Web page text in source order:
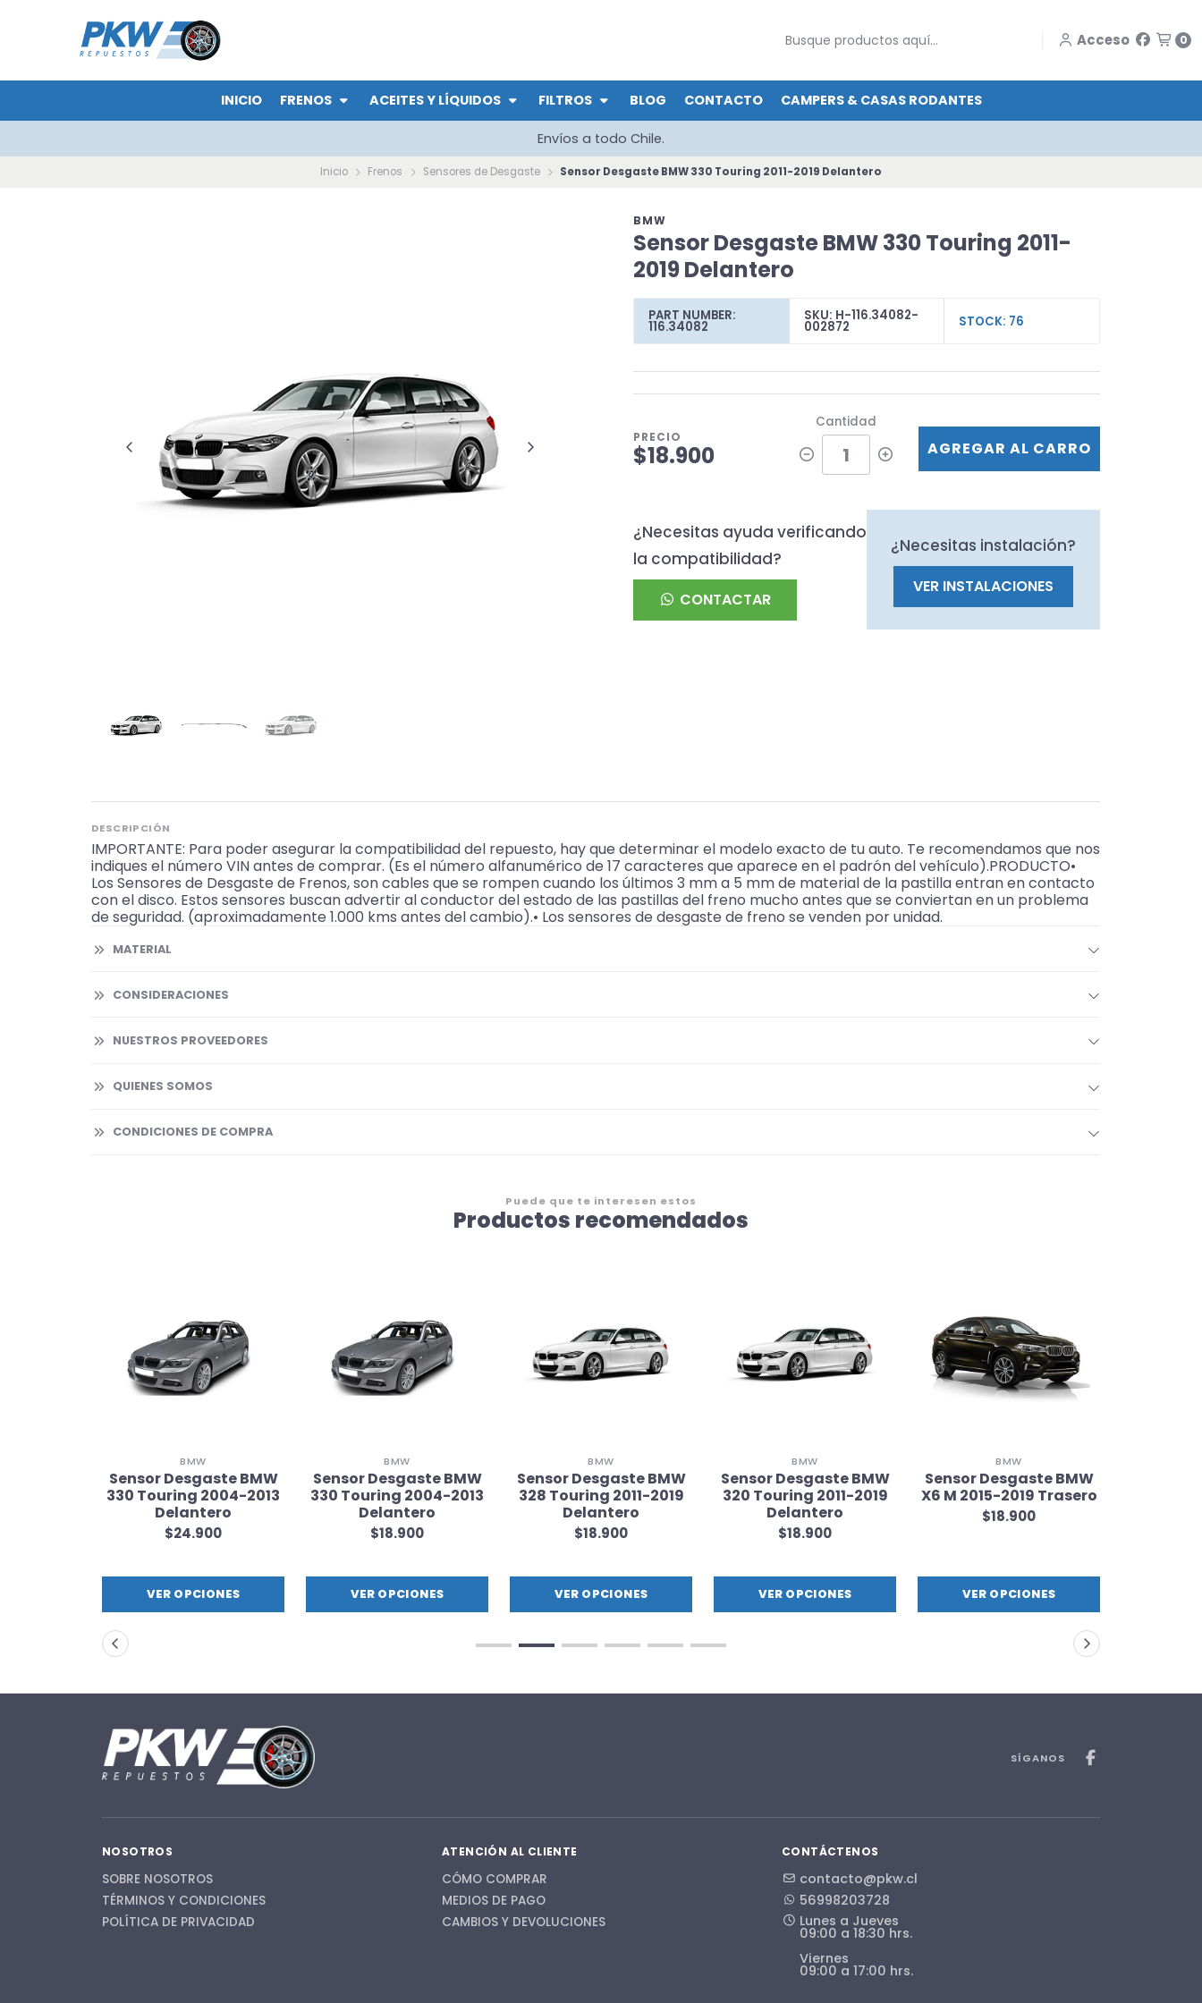
Acceso 0
INICIO FRENOS ACEITES Y LÍQUIDOS FILTROS BLOG CONTACTO CAMPERS & CASAS RODANTES
Envíos a todo Chile.
Inicio Frenos Sensores de Desgaste Sensor Desgaste BMW 330 Touring 2011-2019 Delantero
BMW
Sensor Desgaste BMW 330 Touring 2011-
2019 Delantero
PART NUMBER:
116.34082
SKU: H-116.34082-
002872 STOCK: 76
PRECIO
$18.900
Cantidad
AGREGAR AL CARRO
¿Necesitas ayuda verificando
la compatibilidad?
CONTACTAR
¿Necesitas instalación?
VER INSTALACIONES
DESCRIPCIÓN
IMPORTANTE: Para poder asegurar la compatibilidad del repuesto, hay que determinar el modelo exacto de tu auto. Te recomendamos que nos
indiques el número VIN antes de comprar. (Es el número alfanumérico de 17 caracteres que aparece en el padrón del vehículo).PRODUCTO•
Los Sensores de Desgaste de Frenos, son cables que se rompen cuando los últimos 3 mm a 5 mm de material de la pastilla entran en contacto
con el disco. Estos sensores buscan advertir al conductor del estado de las pastillas del freno mucho antes que se conviertan en un problema
de seguridad. (aproximadamente 1.000 kms antes del cambio).• Los sensores de desgaste de freno se venden por unidad.
MATERIAL
CONSIDERACIONES
NUESTROS PROVEEDORES
QUIENES SOMOS
CONDICIONES DE COMPRA
Puede que te interesen estos
Productos recomendados
BMW
Sensor Desgaste BMW
330 Touring 2004-2013
Delantero
$24.900
VER OPCIONES
BMW
Sensor Desgaste BMW
330 Touring 2004-2013
Delantero
$18.900
VER OPCIONES
BMW
Sensor Desgaste BMW
328 Touring 2011-2019
Delantero
$18.900
VER OPCIONES
BMW
Sensor Desgaste BMW
320 Touring 2011-2019
Delantero
$18.900
VER OPCIONES
BMW
Sensor Desgaste BMW
X6 M 2015-2019 Trasero
$18.900
VER OPCIONES
SÍGANOS
NOSOTROS
SOBRE NOSOTROS
TÉRMINOS Y CONDICIONES
POLÍTICA DE PRIVACIDAD
ATENCIÓN AL CLIENTE
CÓMO COMPRAR
MEDIOS DE PAGO
CAMBIOS Y DEVOLUCIONES
CONTÁCTENOS
contacto@pkw.cl
56998203728
Lunes a Jueves
09:00 a 18:30 hrs.
Viernes
09:00 a 17:00 hrs.